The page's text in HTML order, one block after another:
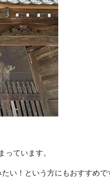
ています。
い！という方にもおすすめで